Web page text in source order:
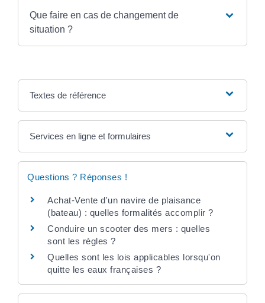
Que faire en cas de changement de
situation ?
Textes de référence
Services en ligne et formulaires
Questions ? Réponses !
Achat-Vente d'un navire de plaisance
(bateau) : quelles formalités accomplir ?
Conduire un scooter des mers : quelles
sont les règles ?
Quelles sont les lois applicables lorsqu'on
quitte les eaux françaises ?